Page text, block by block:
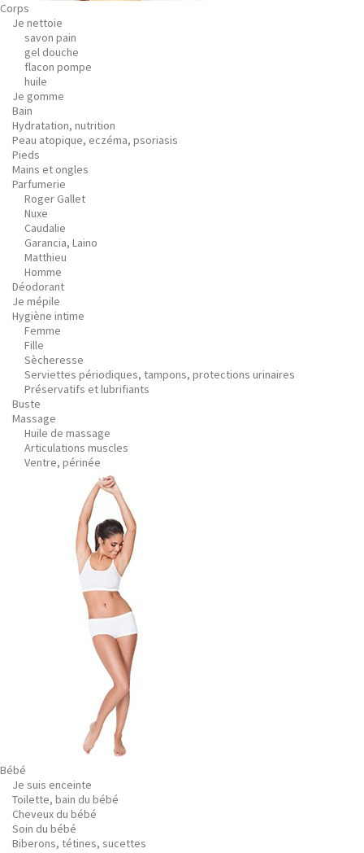
Corps
Je nettoie
savon pain
gel douche
flacon pompe
huile
Je gomme
Bain
Hydratation, nutrition
Peau atopique, eczéma, psoriasis
Pieds
Mains et ongles
Parfumerie
Roger Gallet
Nuxe
Caudalie
Garancia, Laino
Matthieu
Homme
Déodorant
Je mépile
Hygiène intime
Femme
Fille
Sècheresse
Serviettes périodiques, tampons, protections urinaires
Préservatifs et lubrifiants
Buste
Massage
Huile de massage
Articulations muscles
Ventre, périnée
Bébé
Je suis enceinte
Toilette, bain du bébé
Cheveux du bébé
Soin du bébé
Biberons, tétines, sucettes